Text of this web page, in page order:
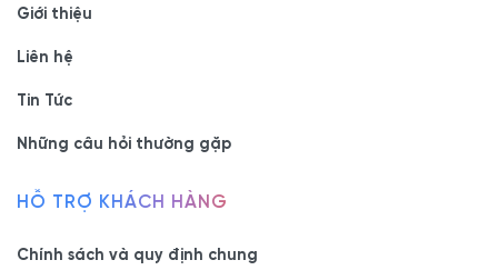
riêng.
Gỗ Gụ (Teak): chất gỗ có ưu điểm rất bền và chống mối
phù hợp để dùng làm mặt bàn cỡ lớn.
3. Nên chọn bàn làm việc gỗ
tự nhiên từ loại gỗ nào?
Giới thiệu
Liên hệ
Tin Tức
Những câu hỏi thường gặp
HỖ TRỢ KHÁCH HÀNG
Chính sách và quy định chung